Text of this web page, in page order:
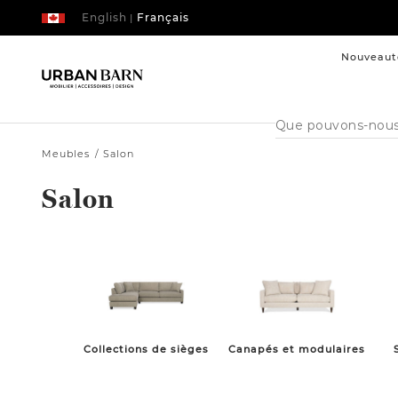
| Français
English
Cataloque
de
Meubles Salon
Salon
Collections de sièges Canapés et modulaires